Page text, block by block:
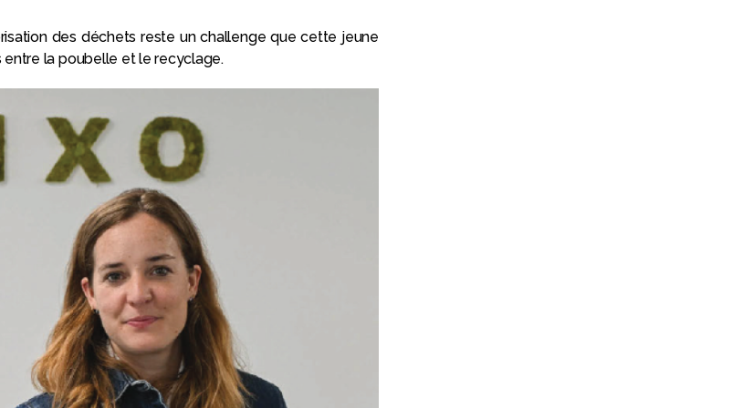
des déchets reste un challenge que cette jeune
entre la poubelle et le recyclage.